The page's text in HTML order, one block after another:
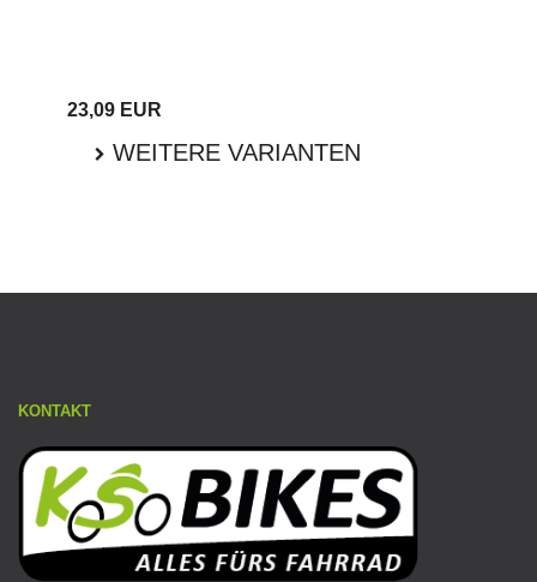
23,09 EUR
WEITERE VARIANTEN
KONTAKT